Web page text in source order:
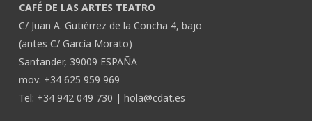
CAFÉ DE LAS ARTES TEATRO
C/ Juan A. Gutiérrez de la Concha 4, bajo
(antes C/ García Morato)
Santander, 39009 ESPAÑA
mov: +34 625 959 969
Tel: +34 942 049 730 | hola@cdat.es